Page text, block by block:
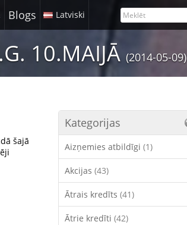
Blogs Latviski
10.MAIJĀ (2014-05-09)
šajā
Kategorijas
Aizņemies atbildīgi (1)
Akcijas (43)
Ātrais kredīts (41)
Ātrie kredīti (42)